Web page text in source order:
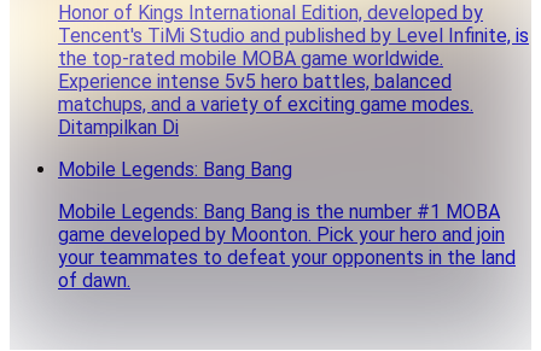
Honor of Kings International Edition, developed by
Tencent's TiMi Studio and published by Level Infinite, is
the top-rated mobile MOBA game worldwide.
Experience intense 5v5 hero battles, balanced
matchups, and a variety of exciting game modes.
Ditampilkan Di
Mobile Legends: Bang Bang
Mobile Legends: Bang Bang is the number #1 MOBA
game developed by Moonton. Pick your hero and join
your teammates to defeat your opponents in the land
of dawn.